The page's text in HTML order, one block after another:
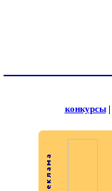
конкурсы|